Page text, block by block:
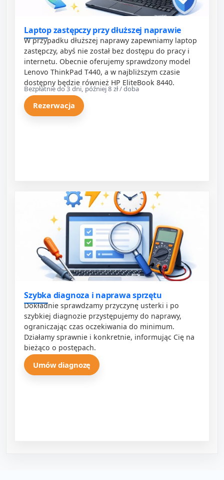
Laptop zastępczy przy dłuższej naprawie
W przypadku dłuższej naprawy zapewniamy laptop
zastępczy, abyś nie został bez dostępu do pracy i
internetu. Obecnie oferujemy sprawdzony model
Lenovo ThinkPad T440, a w najbliższym czasie
dostępny będzie również HP EliteBook 8440.
Bezpłatnie do 3 dni, później 8 zł / doba
Rezerwacja
Szybka diagnoza i naprawa sprzętu
Dokładnie sprawdzamy przyczynę usterki i po
szybkiej diagnozie przystępujemy do naprawy,
ograniczając czas oczekiwania do minimum.
Działamy sprawnie i konkretnie, informując Cię na
bieżąco o postępach.
Umów diagnozę